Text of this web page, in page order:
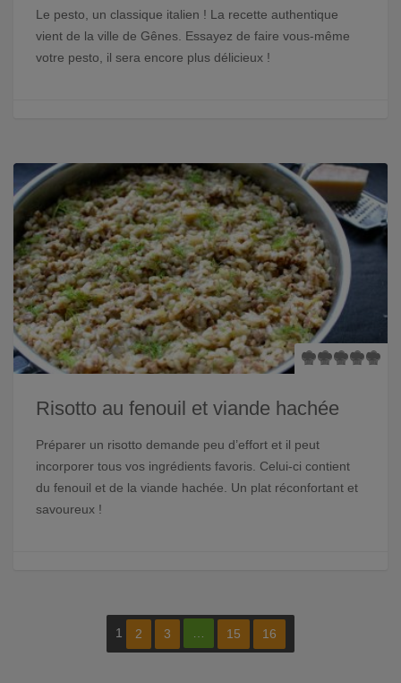
Le pesto, un classique italien ! La recette authentique
vient de la ville de Gênes. Essayez de faire vous-même
votre pesto, il sera encore plus délicieux !
Risotto au fenouil et viande hachée
Préparer un risotto demande peu d’effort et il peut
incorporer tous vos ingrédients favoris. Celui-ci contient
du fenouil et de la viande hachée. Un plat réconfortant et
savoureux !
1 2 3 … 15 16